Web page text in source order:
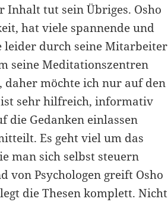
Inhalt tut sein Übriges. Osho
hat viele spannende und
durch seine Mitarbeiter
seine Meditationszentren
möchte ich nur auf den
ist sehr hilfreich, informativ
die Gedanken einlassen
Es geht viel um das
man sich selbst steuern
von Psychologen greift Osho
die Thesen komplett. Nicht